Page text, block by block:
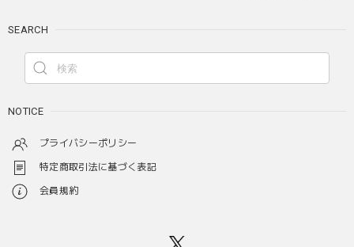
SEARCH
NOTICE
プライバシーポリシー
特定商取引法に基づく表記
会員規約